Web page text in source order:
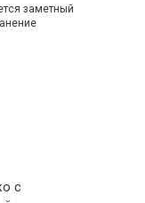
заметный
с